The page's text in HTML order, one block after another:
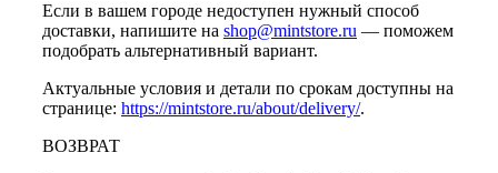
Если в вашем городе недоступен нужный способ
доставки, напишите на shop@mintstore.ru — поможем
подобрать альтернативный вариант.
Актуальные условия и детали по срокам доступны на
странице: https://mintstore.ru/about/delivery/.
ВОЗВРАТ